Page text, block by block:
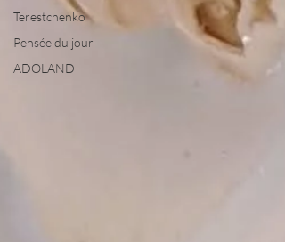
Terestchenko
Pensée du jour
ADOLAND